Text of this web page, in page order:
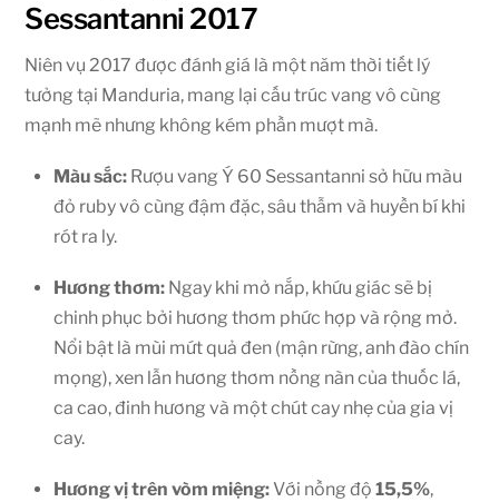
Sessantanni 2017
Niên vụ 2017 được đánh giá là một năm thời tiết lý
tưởng tại Manduria, mang lại cấu trúc vang vô cùng
mạnh mẽ nhưng không kém phần mượt mà.
Màu sắc: Rượu vang Ý 60 Sessantanni sở hữu màu
đỏ ruby vô cùng đậm đặc, sâu thẫm và huyền bí khi
rót ra ly.
Hương thơm: Ngay khi mở nắp, khứu giác sẽ bị
chinh phục bởi hương thơm phức hợp và rộng mở.
Nổi bật là mùi mứt quả đen (mận rừng, anh đào chín
mọng), xen lẫn hương thơm nồng nàn của thuốc lá,
ca cao, đinh hương và một chút cay nhẹ của gia vị
cay.
Hương vị trên vòm miệng:Với nồng độ 15,5%,